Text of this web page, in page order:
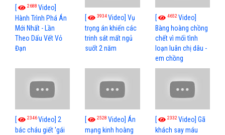
[ 2688 Video]
Hành Trình Phá Án
Mới Nhất - Lần
Theo Dấu Vết Vỏ
Đạn
[ 3934Video] Vụ
trọng án khiến các
trinh sát mất ngủ
suốt 2 năm
[ 4652Video]
Bàng hoàng chồng
chết vì mối tình
loạn luân chị dâu -
em chồng
[ 2346Video] 2
bác cháu giết 'gái
[ 2528Video] Án
mạng kinh hoàng
[ 2332Video] Gã
khách say máu